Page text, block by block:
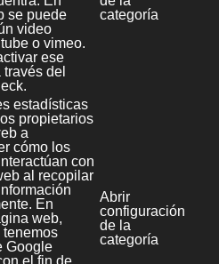
de la expresión
(«del negocio al
Se pronuncia
responden a
(«del negocio
B2C se refiere a la
las
para llegar
o usuario final.